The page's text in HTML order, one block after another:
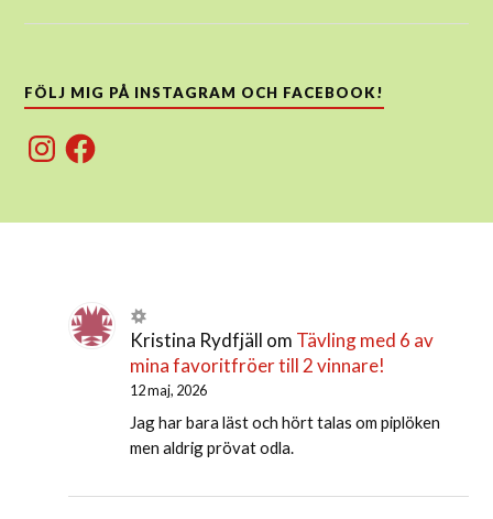
FÖLJ MIG PÅ INSTAGRAM OCH FACEBOOK!
InstagramFacebook
Kristina Rydfjäll om Tävling med 6 av
mina favoritfröer till 2 vinnare!
12 maj, 2026
Jag har bara läst och hört talas om piplöken
men aldrig prövat odla.